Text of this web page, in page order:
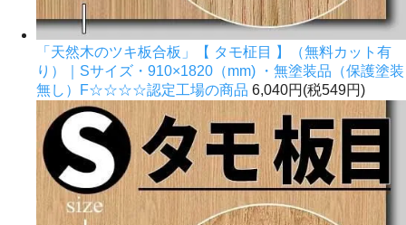
「天然木のツキ板合板」【 タモ柾目 】（無料カット有
り）｜Sサイズ・910×1820（mm) ・無塗装品（保護塗装
無し）F☆☆☆☆認定工場の商品 6,040円(税549円)